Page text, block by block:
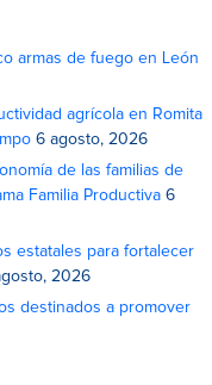
armas de fuego en León
agrícola en Romita
6 agosto, 2026
de las familias de
Familia Productiva 6
estatales para fortalecer
2026
destinados a promover